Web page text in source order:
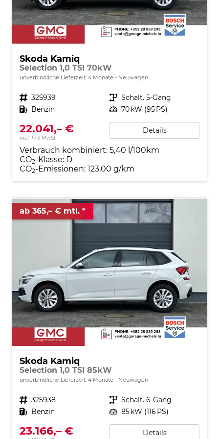
Skoda Kamiq
Selection 1,0 TSI 70kW
unverbindliche Lieferzeit: 4 Monate Neuwagen
Fahrzeugnr. 325939 Getriebe Schalt. 5-Gang
Kraftstoff Benzin Leistung 70 kW (95 PS)
22.041,– €
incl. 17% MwSt.
Details
Verbrauch kombiniert: 5,40 l/100km
CO2-Klasse: D
CO2-Emissionen: 123,00 g/km
ab 365,– € mtl.
Skoda Kamiq
Selection 1,0 TSI 85kW
unverbindliche Lieferzeit: 4 Monate Neuwagen
Fahrzeugnr. 325938 Getriebe Schalt. 6-Gang
Kraftstoff Benzin Leistung 85 kW (116 PS)
23.166,– € Details